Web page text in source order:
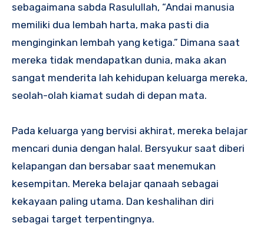
sebagaimana sabda Rasulullah, “Andai manusia
memiliki dua lembah harta, maka pasti dia
menginginkan lembah yang ketiga.” Dimana saat
mereka tidak mendapatkan dunia, maka akan
sangat menderita lah kehidupan keluarga mereka,
seolah-olah kiamat sudah di depan mata.
Pada keluarga yang bervisi akhirat, mereka belajar
mencari dunia dengan halal. Bersyukur saat diberi
kelapangan dan bersabar saat menemukan
kesempitan. Mereka belajar qanaah sebagai
kekayaan paling utama. Dan keshalihan diri
sebagai target terpentingnya.